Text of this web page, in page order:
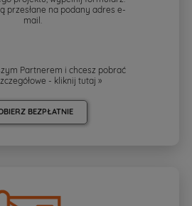
przesłane na podany adres e-
mail.
Partnerem i chcesz pobrać
- kliknij tutaj »
BEZPŁATNIE